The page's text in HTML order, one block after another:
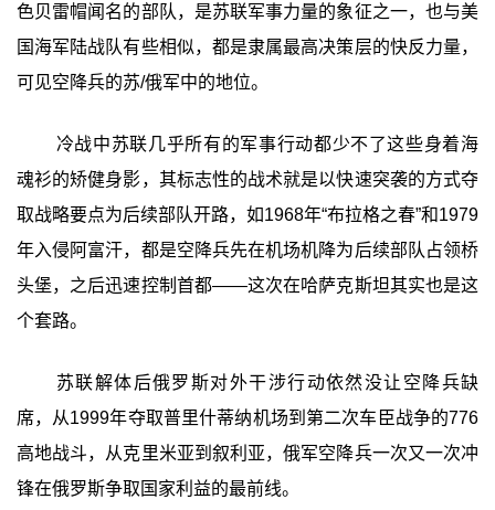
色贝雷帽闻名的部队，是苏联军事力量的象征之一，也与美
国海军陆战队有些相似，都是隶属最高决策层的快反力量，
可见空降兵的苏/俄军中的地位。
冷战中苏联几乎所有的军事行动都少不了这些身着海
魂衫的矫健身影，其标志性的战术就是以快速突袭的方式夺
取战略要点为后续部队开路，如1968年“布拉格之春”和1979
年入侵阿富汗，都是空降兵先在机场机降为后续部队占领桥
头堡，之后迅速控制首都——这次在哈萨克斯坦其实也是这
个套路。
苏联解体后俄罗斯对外干涉行动依然没让空降兵缺
席，从1999年夺取普里什蒂纳机场到第二次车臣战争的776
高地战斗，从克里米亚到叙利亚，俄军空降兵一次又一次冲
锋在俄罗斯争取国家利益的最前线。